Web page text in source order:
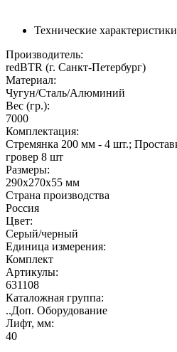
Технические характеристики
Производитель:
redBTR (г. Санкт-Петербург)
Материал:
Чугун/Сталь/Алюминий
Вес (гр.):
7000
Комплектация:
Стремянка 200 мм - 4 шт.;
гровер 8 шт
Размеры:
290х270х55 мм
Страна производства
Россия
Цвет:
Серый/черный
Единица измерения:
Комплект
Артикулы:
631108
Каталожная группа:
..Доп. Оборудование
Лифт, мм:
40